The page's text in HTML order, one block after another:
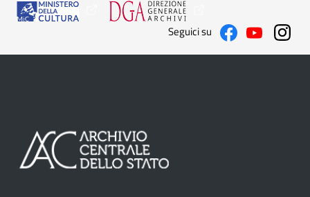
Seguici su